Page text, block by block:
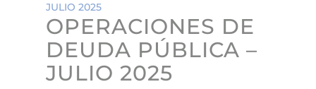
JULIO 2025
OPERACIONES DE
DEUDA PÚBLICA –
JULIO 2025